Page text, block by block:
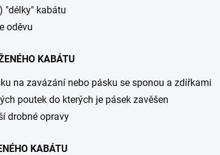
"délky" kabátu
oděvu
KABÁTU
na zavázání nebo pásku se sponou a zdířkami
poutek do kterých je pásek zavěšen
drobné opravy
KABÁTU